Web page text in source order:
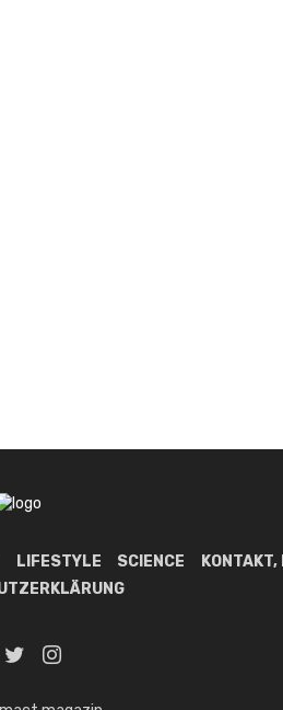
LIFESTYLE SCIENCE